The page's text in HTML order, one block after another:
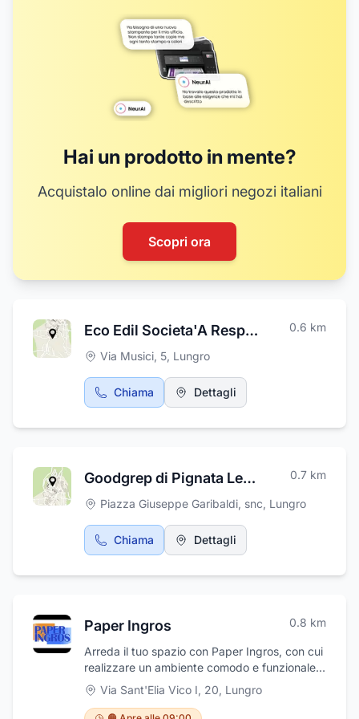
Hai un prodotto in mente?
Acquistalo online dai migliori negozi italiani
Scopri ora
Eco Edil Societa'A Responsabilita'Limitata Semplificata 0.6 km
Via Musici, 5, Lungro
Chiama Dettagli
Goodgrep di Pignata Leonardo 0.7 km
Piazza Giuseppe Garibaldi, snc, Lungro
Chiama Dettagli
Paper Ingros 0.8 km
Arreda il tuo spazio con Paper Ingros, con cui
realizzare un ambiente comodo e funzionale:
chiave vincente per creare uno spazio
capace di stimolare la produttività dei
lavoratori. Molteplici soluzioni: dalle scrivanie
Via Sant'Elia Vico I, 20, Lungro